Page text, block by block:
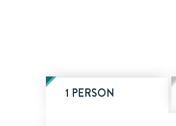
1 PERSON